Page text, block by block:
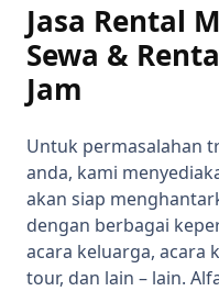
Jasa Rental
Sewa &
Jam
Untuk permasalahan
anda, kami
akan siap
dengan berbagai
acara keluarga, acara
tour, dan lain – lain.